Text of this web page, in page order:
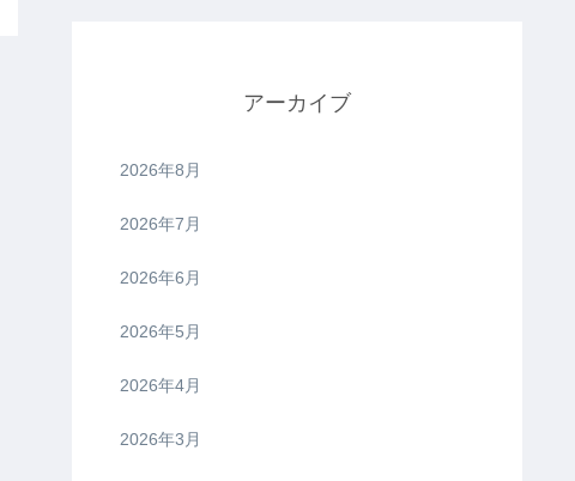
アーカイブ
2026年8月
2026年7月
2026年6月
2026年5月
2026年4月
2026年3月